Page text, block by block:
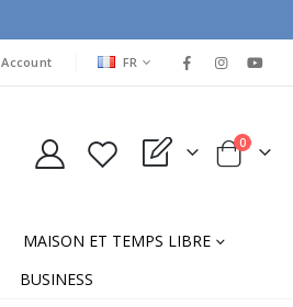
Account LANGUAGE
FR
My Quote Cart
0items
MAISON ET TEMPS LIBRE
BUSINESS